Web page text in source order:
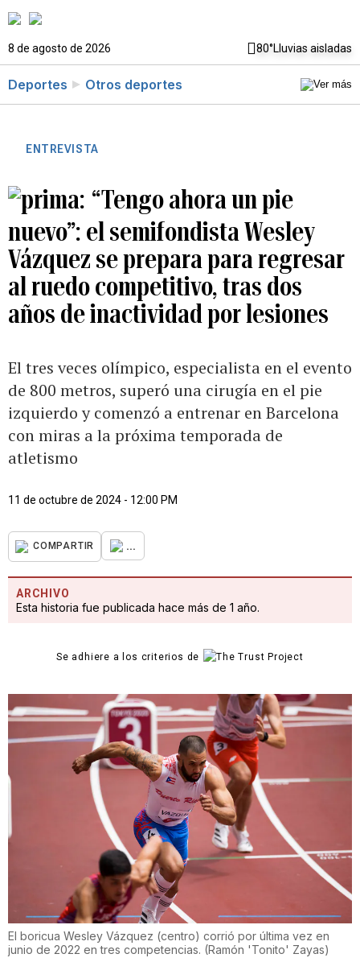
8 de agosto de 2026 80°Lluvias aisladas
Deportes Otros deportes
ENTREVISTA
“Tengo ahora un pie
nuevo”: el semifondista Wesley
Vázquez se prepara para regresar
al ruedo competitivo, tras dos
años de inactividad por lesiones
El tres veces olímpico, especialista en el evento
de 800 metros, superó una cirugía en el pie
izquierdo y comenzó a entrenar en Barcelona
con miras a la próxima temporada de
atletismo
11 de octubre de 2024 - 12:00 PM
COMPARTIR ...
ARCHIVO
Esta historia fue publicada hace más de 1 año.
Se adhiere a los criterios de
El boricua Wesley Vázquez (centro) corrió por última vez en
junio de 2022 en tres competencias. (Ramón 'Tonito' Zayas)